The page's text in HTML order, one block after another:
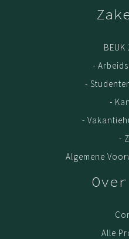
-
-
-
-
-
Algemene
Alle